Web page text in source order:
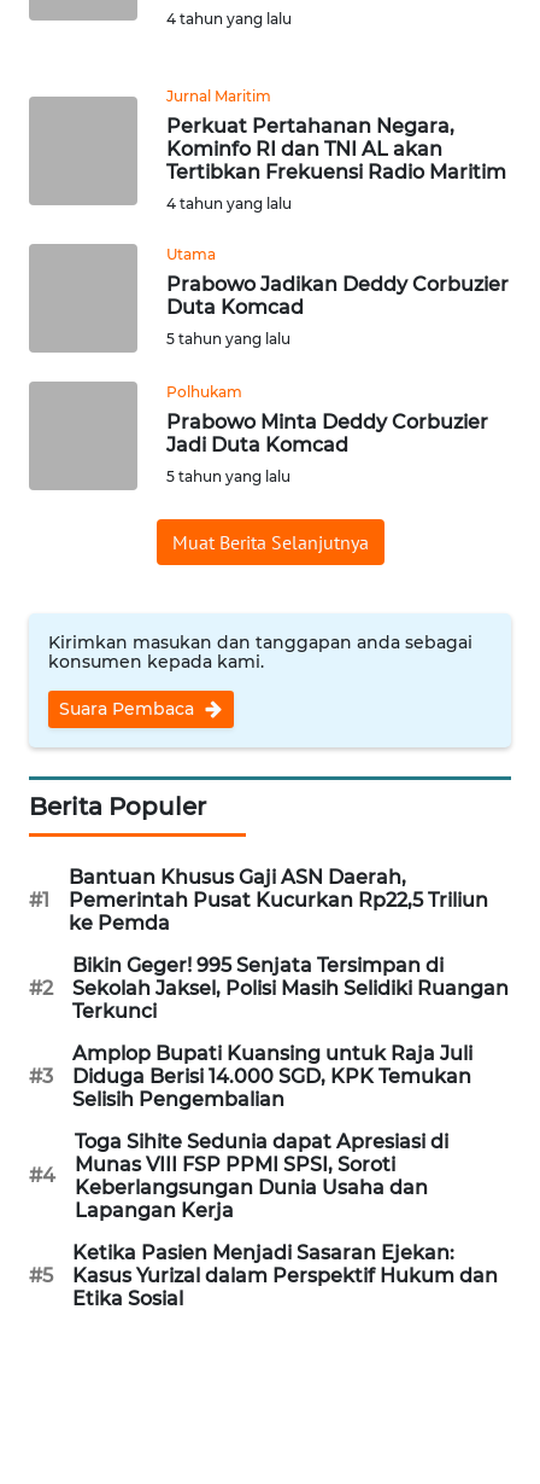
4 tahun yang lalu
Jurnal Maritim
Perkuat Pertahanan Negara,
Kominfo RI dan TNI AL akan
Tertibkan Frekuensi Radio Maritim
4 tahun yang lalu
Utama
Prabowo Jadikan Deddy Corbuzier
Duta Komcad
5 tahun yang lalu
Polhukam
Prabowo Minta Deddy Corbuzier
Jadi Duta Komcad
5 tahun yang lalu
Muat Berita Selanjutnya
Kirimkan masukan dan tanggapan anda sebagai
konsumen kepada kami.
Suara Pembaca
Berita Populer
#1
Bantuan Khusus Gaji ASN Daerah,
Pemerintah Pusat Kucurkan Rp22,5 Triliun
ke Pemda
#2
Bikin Geger! 995 Senjata Tersimpan di
Sekolah Jaksel, Polisi Masih Selidiki Ruangan
Terkunci
#3
Amplop Bupati Kuansing untuk Raja Juli
Diduga Berisi 14.000 SGD, KPK Temukan
Selisih Pengembalian
#4
Toga Sihite Sedunia dapat Apresiasi di
Munas VIII FSP PPMI SPSI, Soroti
Keberlangsungan Dunia Usaha dan
Lapangan Kerja
#5
Ketika Pasien Menjadi Sasaran Ejekan:
Kasus Yurizal dalam Perspektif Hukum dan
Etika Sosial
WN
RIAU
SULTRA
WN
NTB
WN
WN
SULBAR
WN
BABEL
WN
SUMBAR
WN
SUMSEL
WN
BENGKULU